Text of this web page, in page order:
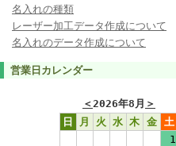
名入れの種類
レーザー加工データ作成について
名入れのデータ作成について
営業日カレンダー
＜2026年8月 ＞
日
月 火 水 木 金 土
1